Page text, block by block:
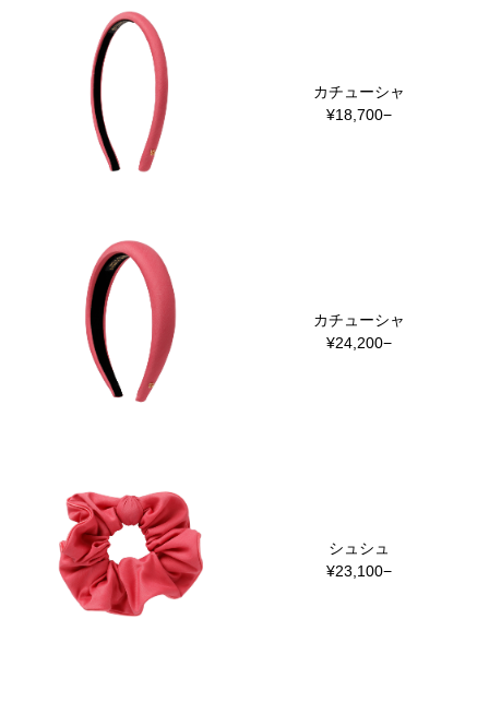
お修理について
カチューシャ
¥18,700−
カチューシャ
¥24,200−
シュシュ
¥23,100−